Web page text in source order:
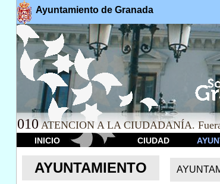
Ayuntamiento de Granada
010 ATENCION A LA CIUDADANÍA.
INICIO CIUDAD
AYUNTAMIENTO